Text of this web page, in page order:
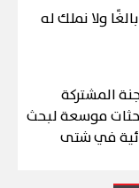
ولا نملك له
المشتركة
موسعة لبحث
في شتى